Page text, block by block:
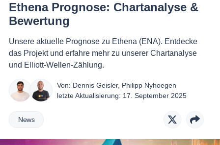
Ethena Prognose: Chartanalyse &
Bewertung
Unsere aktuelle Prognose zu Ethena (ENA). Entdecke
das Projekt und erfahre mehr zu unserer Chartanalyse
und Elliott-Wellen-Zählung.
Von: Dennis Geisler, Philipp Nyhoegen
letzte Aktualisierung: 17. September 2025
News